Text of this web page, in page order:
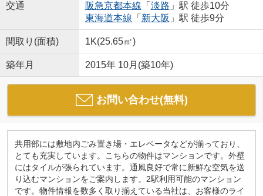
交通
阪急京都本線 「 淡路 」駅 徒歩10分
東海道本線 「 新大阪 」駅 徒歩9分
間取り(面積) 1K(25.65㎡)
築年月 2015年 10月(築10年)
お問い合わせ(無料)
共用部には敷地内ごみ置き場・エレベータなどが揃っており、
とても充実しています。こちらの物件はマンションです。外壁
にはタイルが張られています。通風良好で常に新鮮な空気を送
り込むマンションをご案内します。2駅利用可能のマンション
です。物件情報を数多く取り揃えている当社は、お客様のライ